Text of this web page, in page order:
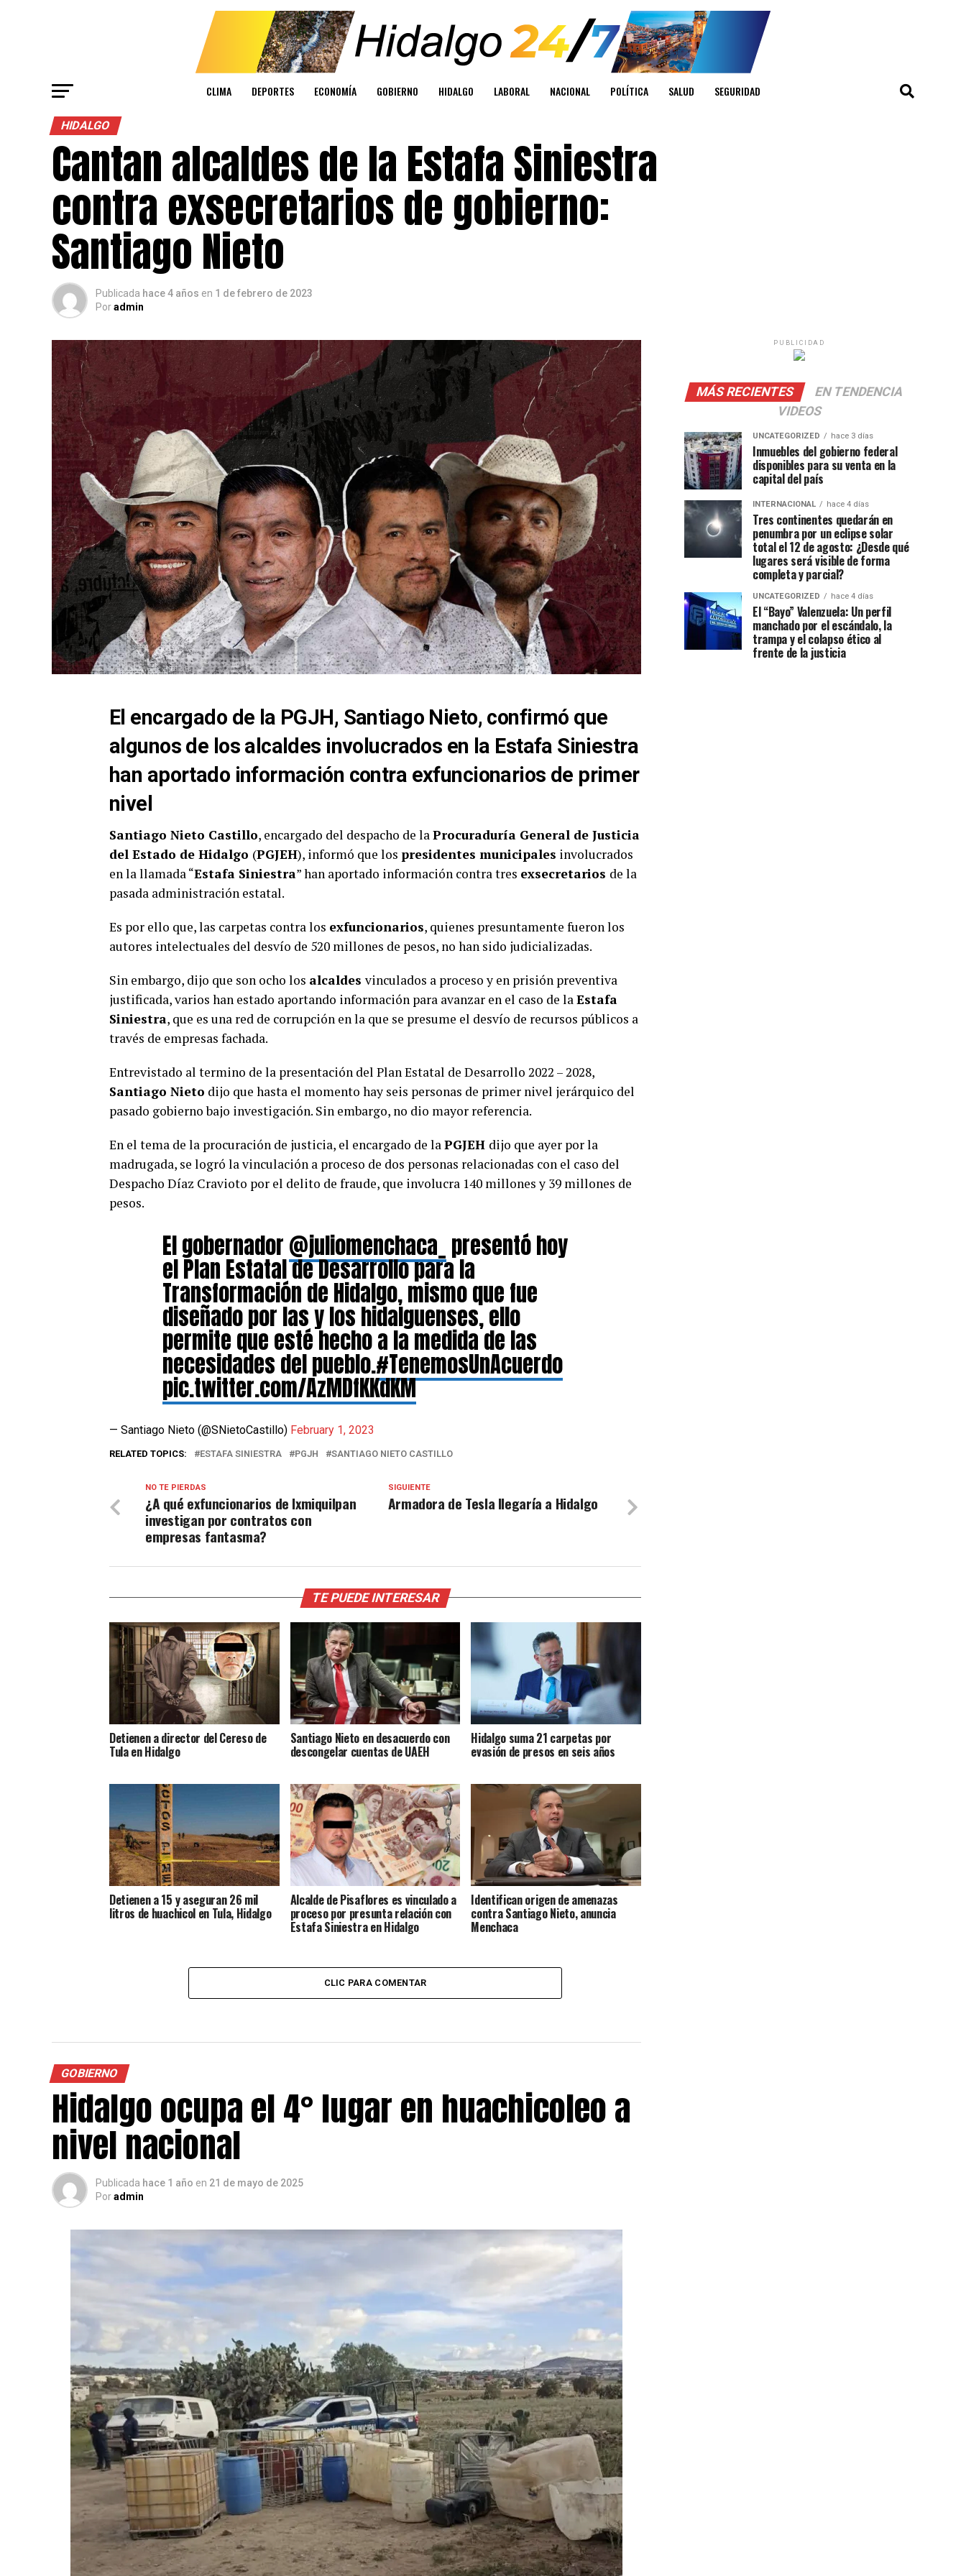
CLIMA DEPORTES ECONOMÍA GOBIERNO HIDALGO LABORAL NACIONAL POLÍTICA SALUD SEGURIDAD
HIDALGO
Cantan alcaldes de la Estafa Siniestra
contra exsecretarios de gobierno:
Santiago Nieto
Publicada hace 4 años en 1 de febrero de 2023
Poradmin
El encargado de la PGJH, Santiago Nieto, confirmó que
algunos de los alcaldes involucrados en la Estafa Siniestra
han aportado información contra exfuncionarios de primer
nivel
Santiago Nieto Castillo, encargado del despacho de laProcuraduría General de Justicia
del Estado de Hidalgo (PGJEH), informó que los presidentes municipales involucrados
en la llamada “Estafa Siniestra” han aportado información contra tres exsecretarios de la
pasada administración estatal.
Es por ello que, las carpetas contra los exfuncionarios, quienes presuntamente fueron los
autores intelectuales del desvío de 520 millones de pesos, no han sido judicializadas.
Sin embargo, dijo que son ocho los alcaldes vinculados a proceso y en prisión preventiva
justificada, varios han estado aportando información para avanzar en el caso de laEstafa
Siniestra, que es una red de corrupción en la que se presume el desvío de recursos públicos a
través de empresas fachada.
Entrevistado al termino de la presentación del Plan Estatal de Desarrollo 2022 – 2028,
Santiago Nieto dijo que hasta el momento hay seis personas de primer nivel jerárquico del
pasado gobierno bajo investigación. Sin embargo, no dio mayor referencia.
En el tema de la procuración de justicia, el encargado de laPGJEH dijo que ayer por la
madrugada, se logró la vinculación a proceso de dos personas relacionadas con el caso del
Despacho Díaz Cravioto por el delito de fraude, que involucra 140 millones y 39 millones de
pesos.
El gobernador@juliomenchaca_ presentó hoy
el Plan Estatal de Desarrollo para la
Transformación de Hidalgo, mismo que fue
diseñado por las y los hidalguenses, ello
permite que esté hecho a la medida de las
necesidades del pueblo.#TenemosUnAcuerdo
pic.twitter.com/AzMDfKKdKM
— Santiago Nieto (@SNietoCastillo) February 1, 2023
RELATED TOPICS: ESTAFA SINIESTRA PGJH SANTIAGO NIETO CASTILLO
SIGUIENTE
Armadora de Tesla llegaría a Hidalgo
NO TE PIERDAS
¿A qué exfuncionarios de Ixmiquilpan
investigan por contratos con
empresas fantasma?
TE PUEDE INTERESAR
Detienen a director del Cereso de
Tula en Hidalgo
Santiago Nieto en desacuerdo con
descongelar cuentas de UAEH
Hidalgo suma 21 carpetas por
evasión de presos en seis años
Detienen a 15 y aseguran 26 mil
litros de huachicol en Tula, Hidalgo
Alcalde de Pisaflores es vinculado a
proceso por presunta relación con
Estafa Siniestra en Hidalgo
Identifican origen de amenazas
contra Santiago Nieto, anuncia
Menchaca
CLIC PARA COMENTAR
GOBIERNO
Hidalgo ocupa el 4° lugar en huachicoleo a
nivel nacional
Publicada hace 1 año en 21 de mayo de 2025
Poradmin
PUBLICIDAD
MÁS RECIENTES
EN TENDENCIA
VIDEOS
UNCATEGORIZED hace 3 días
Inmuebles del gobierno federal
disponibles para su venta en la
capital del país
INTERNACIONAL hace 4 días
Tres continentes quedarán en
penumbra por un eclipse solar
total el 12 de agosto: ¿Desde qué
lugares será visible de forma
completa y parcial?
UNCATEGORIZED hace 4 días
El “Bayo” Valenzuela: Un perfil
manchado por el escándalo, la
trampa y el colapso ético al
frente de la justicia